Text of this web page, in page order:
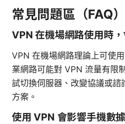
常見問題區（FAQ）
VPN 在機場網路使用時
VPN 在機場網路理論上可使
業網路可能對 VPN 流量有限
試切換伺服器、改變協議或
方案。
使用 VPN 會影響手機數